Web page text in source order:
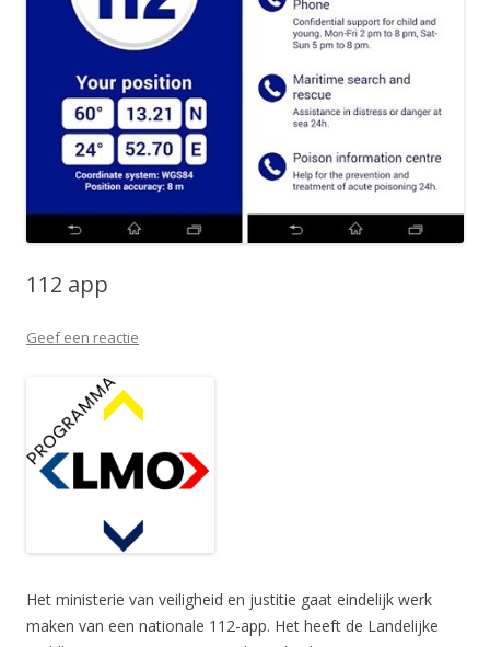
112 app
Geef een reactie
Het ministerie van veiligheid en justitie gaat eindelijk werk
maken van een nationale 112-app. Het heeft de Landelijke